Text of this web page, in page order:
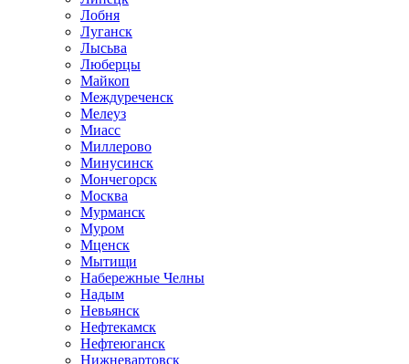
Лобня
Луганск
Лысьва
Люберцы
Майкоп
Междуреченск
Мелеуз
Миасс
Миллерово
Минусинск
Мончегорск
Москва
Мурманск
Муром
Мценск
Мытищи
Набережные Челны
Надым
Невьянск
Нефтекамск
Нефтеюганск
Нижневартовск